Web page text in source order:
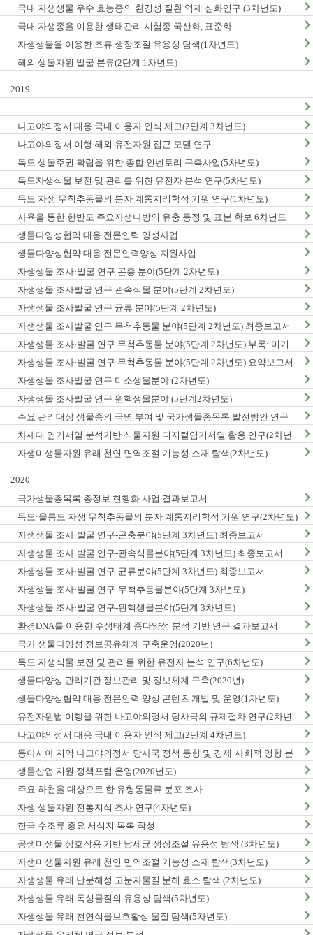
국내 자생생물 우수 효능종의 환경성 질환 억제 심화연구 (3차년도)
국내 자생종을 이용한 생태관리 시험종 국산화, 표준화
자생생물을 이용한 조류 생장조절 유용성 탐색(1차년도)
해외 생물자원 발굴 분류(2단계 1차년도)
2019
나고야의정서 대응 국내 이용자 인식 제고(2단계 3차년도)
나고야의정서 이행 해외 유전자원 접근 모델 연구
독도 생물주권 확립을 위한 종합 인벤토리 구축사업(5차년도)
독도자생식물 보전 및 관리를 위한 유전자 분석 연구(5차년도)
독도 자생 무척추동물의 분자 계통지리학적 기원 연구(1차년도)
사육을 통한 한반도 주요자생나방의 유충 동정 및 표본 확보 6차년도
생물다양성협약 대응 전문인력 양성사업
생물다양성협약 대응 전문인력양성 지원사업
자생생물 조사·발굴 연구 곤충 분야(5단계 2차년도)
자생생물 조사발굴 연구 관속식물 분야(5단계 2차년도)
자생생물 조사발굴 연구 균류 분야(5단계 2차년도)
자생생물 조사발굴 연구 무척추동물 분야(5단계 2차년도) 최종보고서
자생생물 조사·발굴 연구 무척추동물 분야(5단계 2차년도) 부록: 미기
록/신종 발굴표
자생생물 조사·발굴 연구 무척추동물 분야(5단계 2차년도) 요약보고서
자생생물 조사발굴 연구 미소생물분야 (2차년도)
자생생물 조사발굴 연구 원핵생물분야 (5단계2차년도)
주요 관리대상 생물종의 국명 부여 및 국가생물종목록 발전방안 연구
차세대 염기서열 분석기반 식물자원 디지털염기서열 활용 연구(2차년
도)
자생미생물자원 유래 천연 면역조절 기능성 소재 탐색(2차년도)
2020
국가생물종목록 종정보 현행화 사업 결과보고서
독도·울릉도 자생 무척추동물의 분자 계통지리학적 기원 연구(2차년도)
자생생물 조사·발굴 연구-곤충분야(5단계 3차년도) 최종보고서
자생생물 조사·발굴 연구-관속식물분야(5단계 3차년도) 최종보고서
자생생물 조사·발굴 연구-균류분야(5단계 3차년도) 최종보고서
자생생물 조사·발굴 연구-무척추동물분야(5단계 3차년도)
자생생물 조사·발굴 연구-원핵생물분야(5단계 3차년도)
환경DNA를 이용한 수생태계 종다양성 분석 기반 연구 결과보고서
국가 생물다양성 정보공유체계 구축운영(2020년)
독도 자생식물 보전 및 관리를 위한 유전자 분석 연구(6차년도)
생물다양성 관리기관 정보관리 및 정보체계 구축(2020년)
생물다양성협약 대응 전문인력 양성 콘텐츠 개발 및 운영(1차년도)
유전자원법 이행을 위한 나고야의정서 당사국의 규제절차 연구(2차년
도)
나고야의정서 대응 국내 이용자 인식 제고(2단계 4차년도)
동아시아 지역 나고야의정서 당사국 정책 동향 및 경제·사회적 영향 분
석 최종보고서
생물산업 지원 정책포럼 운영(2020년도)
주요 하천을 대상으로 한 유형동물류 분포 조사
자생 생물자원 전통지식 조사 연구(4차년도)
한국 수조류 중요 서식지 목록 작성
공생미생물 상호작용 기반 남세균 생장조절 유용성 탐색 (3차년도)
자생미생물자원 유래 천연 면역조절 기능성 소재 탐색(3차년도)
자생생물 유래 난분해성 고분자물질 분해 효소 탐색 (2차년도)
자생생물 유래 독성물질의 유용성 탐색(5차년도)
자생생물 유래 천연식물보호활성 물질 탐색(5차년도)